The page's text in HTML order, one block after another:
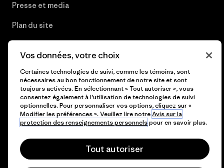
Presse et media
Plan du site
© 2026 Patagonia, Inc. All Rights Reserved.
français
Vos données, votre choix
Certaines technologies de suivi, comme les témoins, sont
nécessaires au bon fonctionnement de notre site et sont
toujours activées. En sélectionnant « Tout autoriser », vous
consentez également à l’utilisation de technologies de suivi
optionnelles. Pour personnaliser vos options, cliquez sur «
Modifier les préférences ». Veuillez lire notreAvis sur la
protection des renseignements personnelspour en savoir plus.
Tout autoriser